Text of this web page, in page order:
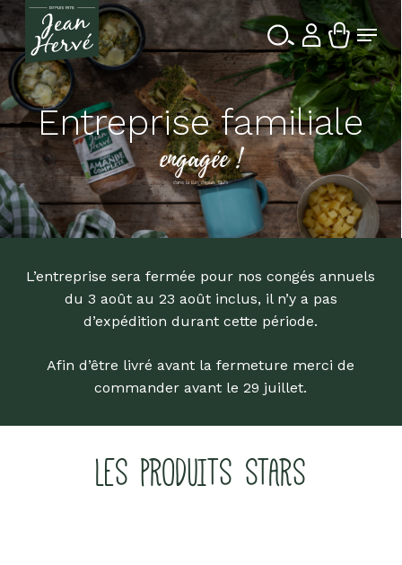
Passer
au
contenu
principalRecherche
de
produits
Menu
Entreprise familiale
engagée !
dans la Bio depuis 1976
L’entreprise sera fermée pour nos congés annuels
du 3 août au 23 août inclus, il n’y a pas
d’expédition durant cette période.
Afin d’être livré avant la fermeture merci de
commander avant le 29 juillet.
LES PRODUITS STARS
le
menu